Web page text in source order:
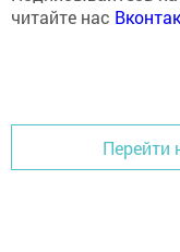
читайте нас
Перейти